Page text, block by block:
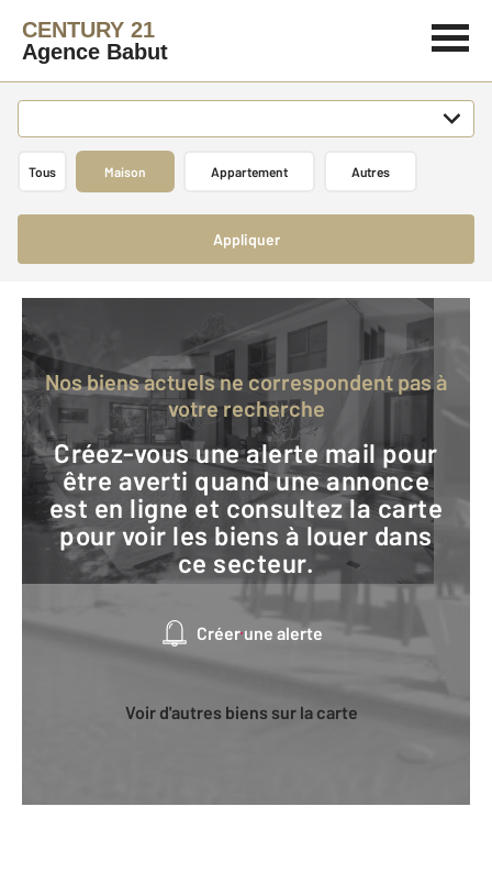
CENTURY 21
Agence Babut
Tous Maison Appartement Autres
Appliquer
Nos biens actuels ne correspondent pas à
votre recherche
Créez-vous une alerte mail pour
être averti quand une annonce
est en ligne et consultez la carte
pour voir les biens à louer dans
ce secteur.
Créer une alerte
Voir d'autres biens sur la carte